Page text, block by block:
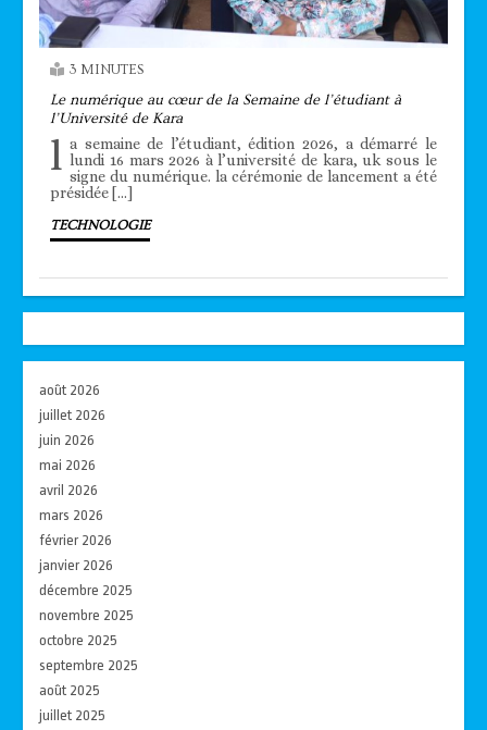
3 MINUTES
Le numérique au cœur de la Semaine de l’étudiant à
l’Université de Kara
l a semaine de l’étudiant, édition 2026, a démarré le
lundi 16 mars 2026 à l’université de kara, uk sous le
signe du numérique. la cérémonie de lancement a été
présidée […]
TECHNOLOGIE
août 2026
juillet 2026
juin 2026
mai 2026
avril 2026
mars 2026
février 2026
janvier 2026
décembre 2025
novembre 2025
octobre 2025
septembre 2025
août 2025
juillet 2025